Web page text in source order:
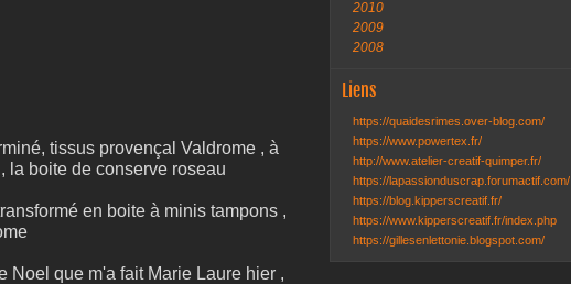
tissus provençal Valdrome , à
la boite de conserve roseau
en boite à minis tampons ,
Noel que m'a fait Marie Laure hier ,
2010
2009
2008
Liens
https://quaidesrimes.over-blog.com/
https://www.powertex.fr/
http://www.atelier-creatif-quimper.fr/
https://lapassionduscrap.forumactif.com/
https://blog.kipperscreatif.fr/
https://www.kipperscreatif.fr/index.php
https://gillesenlettonie.blogspot.com/